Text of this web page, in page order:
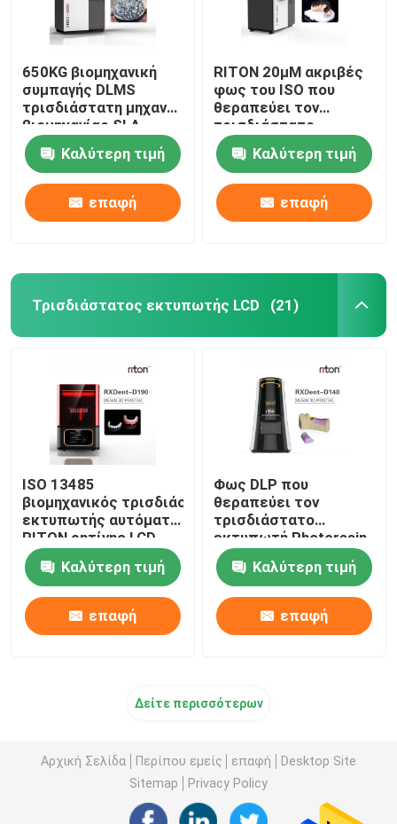
650KG βιομηχανική
συμπαγής DLMS
τρισδιάστατη μηχανή
βιομηχανίας SLA
εκτυπωτών οδοντική
Καλύτερη τιμή
επαφή
RITON 20μM ακριβές
φως του ISO που
θεραπεύει τον
τρισδιάστατο
εκτυπωτή ένα
εκτύπωση
οδοντοστοιχιών
στάσεων
Καλύτερη τιμή
επαφή
Τρισδιάστατος εκτυπωτής LCD (21)
ISO 13485
βιομηχανικός τρισδιάστατος
εκτυπωτής αυτόματο τεράστιο 220V
RITON ρητίνης LCD
Καλύτερη τιμή
επαφή
Φως DLP που
θεραπεύει τον
τρισδιάστατο
εκτυπωτή Photoresin
υψηλής ταχύτητας για
την πρότυπη
παραγωγή
Καλύτερη τιμή
επαφή
Δείτε περισσότερων
Αρχική Σελίδα Περίπου εμείς επαφή
Desktop Site
Sitemap
Privacy Policy